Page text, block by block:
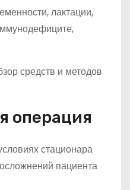
лактации,
операция
стационара
пациента